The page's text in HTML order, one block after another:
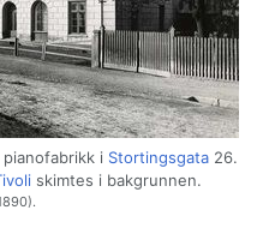
i Stortingsgata 26.
skimtes i bakgrunnen.